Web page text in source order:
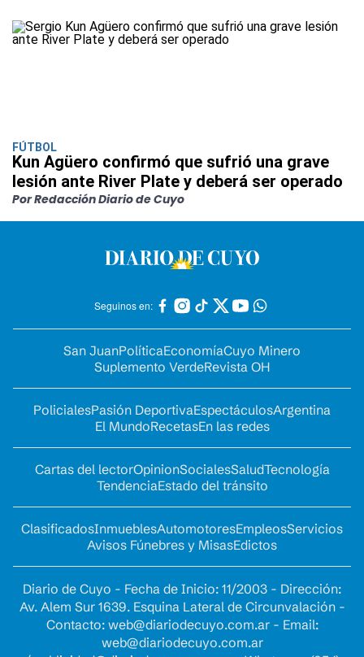
FÚTBOL
Kun Agüero confirmó que sufrió una grave
lesión ante River Plate y deberá ser operado
Por Redacción Diario de Cuyo
Seguinos en:
San JuanPolíticaEconomíaCuyo Minero
Suplemento VerdeRevista OH
PolicialesPasión DeportivaEspectáculosArgentina
El MundoRecetasEn las redes
Cartas del lectorOpinionSocialesSaludTecnología
TendenciaEstado del tránsito
ClasificadosInmueblesAutomotoresEmpleosServicios
Avisos Fúnebres y MisasEdictos
Diario de Cuyo - Fecha de Inicio: 11/2003 - Dirección:
Av. Alem Sur 1639. Esquina Lateral de Circunvalación -
Contacto: web@diariodecuyo.com.ar- Email:
web@diariodecuyo.com.ar